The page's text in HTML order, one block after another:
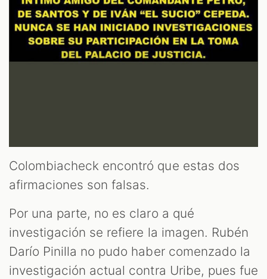
Colombiacheck encontró que estas dos
afirmaciones son falsas.
Por una parte, no es claro a qué
investigación se refiere la imagen. Rubén
Darío Pinilla no pudo haber comenzado la
investigación actual contra Uribe, pues fue